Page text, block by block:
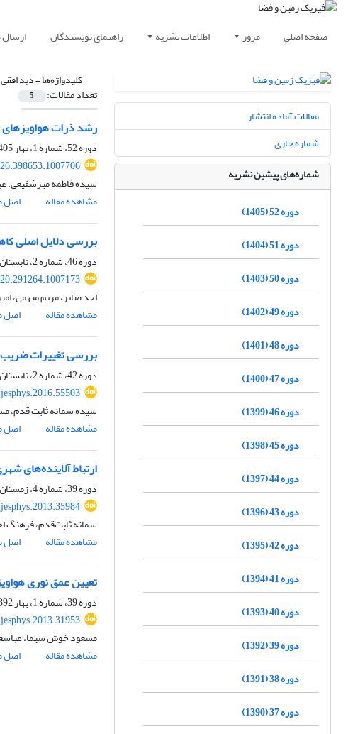
صفحه اصلی مرور اطلاعات نشریه راهنمای نویسندگان ارسال
کلیدواژه‌ها =دید افقی
تعداد مقالات: 5
رشد ذرات
دوره 52، شماره 1، بهار 1405، صفحه
سیده فاطمه میرشفیعی،
مشاهده مقاله
اصل
بررسی دلایل اصلی
دوره 46، شماره 2، تابستان 1399، صفحه
احد صابر، مریم میهمی،
مشاهده مقاله
اصل
بررسی تغییرات ضریب
دوره 42، شماره 2، تابستان 1395، صفحه
سیده سمانه ثابت قدم،
مشاهده مقاله
اصل
ارتباط آلاینده‌های
دوره 39، شماره 4، زمستان 1392، صفحه
سمانه ثابت‌قدم، فرهنگ
مشاهده مقاله
اصل
تعیین عمق نوری
دوره 39، شماره 1، بهار 1392، صفحه
مسعود خوش سیما،
مشاهده مقاله
اصل
مقالات آماده انتشار
شماره جاری
شماره‌های پیشین نشریه
دوره 52 (1405)
دوره 51 (1404)
دوره 50 (1403)
دوره 49 (1402)
دوره 48 (1401)
دوره 47 (1400)
دوره 46 (1399)
دوره 45 (1398)
دوره 44 (1397)
دوره 43 (1396)
دوره 42 (1395)
دوره 41 (1394)
دوره 40 (1393)
دوره 39 (1392)
دوره 38 (1391)
دوره 37 (1390)